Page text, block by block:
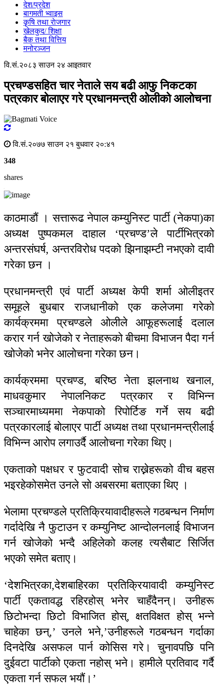
देश/प्रदेश
बागमती भ्वाइस
कृृषि तथा राेजगार
खेलकुद/ शिक्षा
बैक तथा वित्तिय
मनोरञ्जन
वि.सं.२०८३ साउन २४ आइतवार
प्रचण्डसहित चार नेताले सय बढी आफु निकटका
पत्रकार बोलाएर गरे प्रधानमन्त्री ओलीको आलोचना
वि.सं.२०७७ साउन २१ बुधवार २०:४१
348
shares
काठमाडौं । सत्तारूढ नेपाल कम्युनिस्ट पार्टी (नेकपा)का
अध्यक्ष पुष्पकमल दाहाल ‘प्रचण्ड’ले पार्टीभित्रको
अन्तरसंघर्ष, अन्तरविरोध पदको झिनाझम्टी नभएको दावी
गरेका छन ।
प्रधानमन्त्री एवं पार्टी अध्यक्ष केपी शर्मा ओलीइतर
समूहले बुधबार राजधानीको एक कलेजमा गरेको
कार्यक्रममा प्रचण्डले ओलीले आफूहरूलाई दलाल
करार गर्न खोजेको र नेताहरूको बीचमा विभाजन पैदा गर्न
खोजेको भनेर आलोचना गरेका छन।
कार्यक्रममा प्रचण्ड, बरिष्ठ नेता झलनाथ खनाल,
माधवकुमार नेपालनिकट पत्रकार र विभिन्न
सञ्चारमाध्यममा नेकपाको रिपोर्टिङ गर्ने सय बढी
पत्रकारलाई बोलाएर पार्टी अध्यक्ष तथा प्रधानमन्त्रीलाई
विभिन्न आरोप लगाउर्दै आलोचना गरेका थिए।
एकताको पक्षधर र फुटवादी सोच राख्नेहरूको वीच बहस
भइरहेकोसमेत उनले सो अबसरमा बताएका थिए ।
भेलामा प्रचण्डले प्रतिक्रियावादीहरूले गठबन्धन निर्माण
गर्दादेखि नै फुटाउन र कम्युनिष्ट आन्दोलनलाई विभाजन
गर्न खोजेको भन्दै अहिलेको कलह त्यसैबाट सिर्जित
भएको समेत बताए।
‘देशभित्रका,देशबाहिरका प्रतिक्रियावादी कम्युनिस्ट
पार्टी एकतावद्ध रहिरहोस् भनेर चाहँदैनन्। उनीहरू
छिटोभन्दा छिटो विभाजित होस्, क्षतविक्षत होस् भन्ने
चाहेका छन्,’ उनले भने,’उनीहरूले गठबन्धन गर्दाका
दिनदेखि असफल पार्न कोसिस गरे। चुनावपछि पनि
दुईवटा पार्टीको एकता नहोस् भने। हामीले प्रतिवाद गर्दै
एकता गर्न सफल भयौं।’